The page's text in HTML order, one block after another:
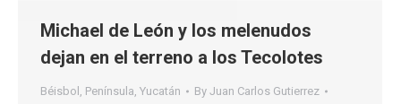
Michael de León y los melenudos
dejan en el terreno a los Tecolotes
Béisbol , Península, Yucatán By Juan Carlos Gutierrez